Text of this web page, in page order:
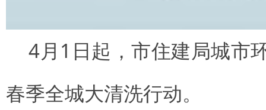
4月1日起，市住建局城市
春季全城大清洗行动。